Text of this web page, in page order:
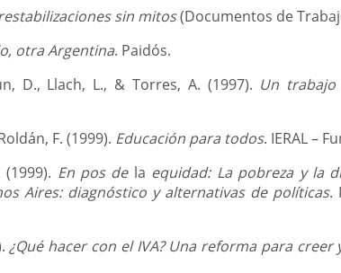
sin mitos(Documentos de
otra Argentina. Paidós.
D., Llach, L., & Torres, A. (1997). Un
F. (1999). Educación para todos. IERAL –
En pos de la equidad: La pobreza y la
Aires: diagnóstico y alternativas de políticas.
¿Qué hacer con el IVA? Una reforma para creer